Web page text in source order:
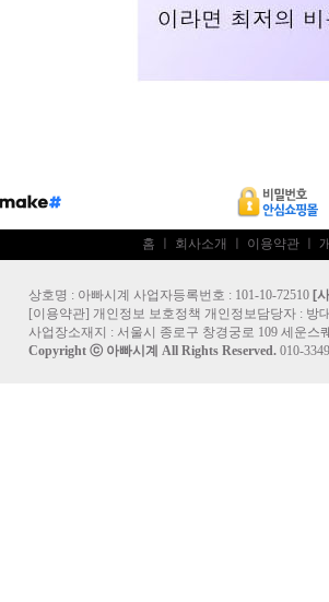
홈 회사소개 이용약관
상호명 : 아빠시계 사업자등록번호 : 101-10-72510 [
[이용약관] 개인정보 보호정책 개인정보담당자 : 방
사업장소재지 : 서울시 종로구 창경궁로 109 세운스
Copyright ⓒ 아빠시계 All Rights Reserved. 010-